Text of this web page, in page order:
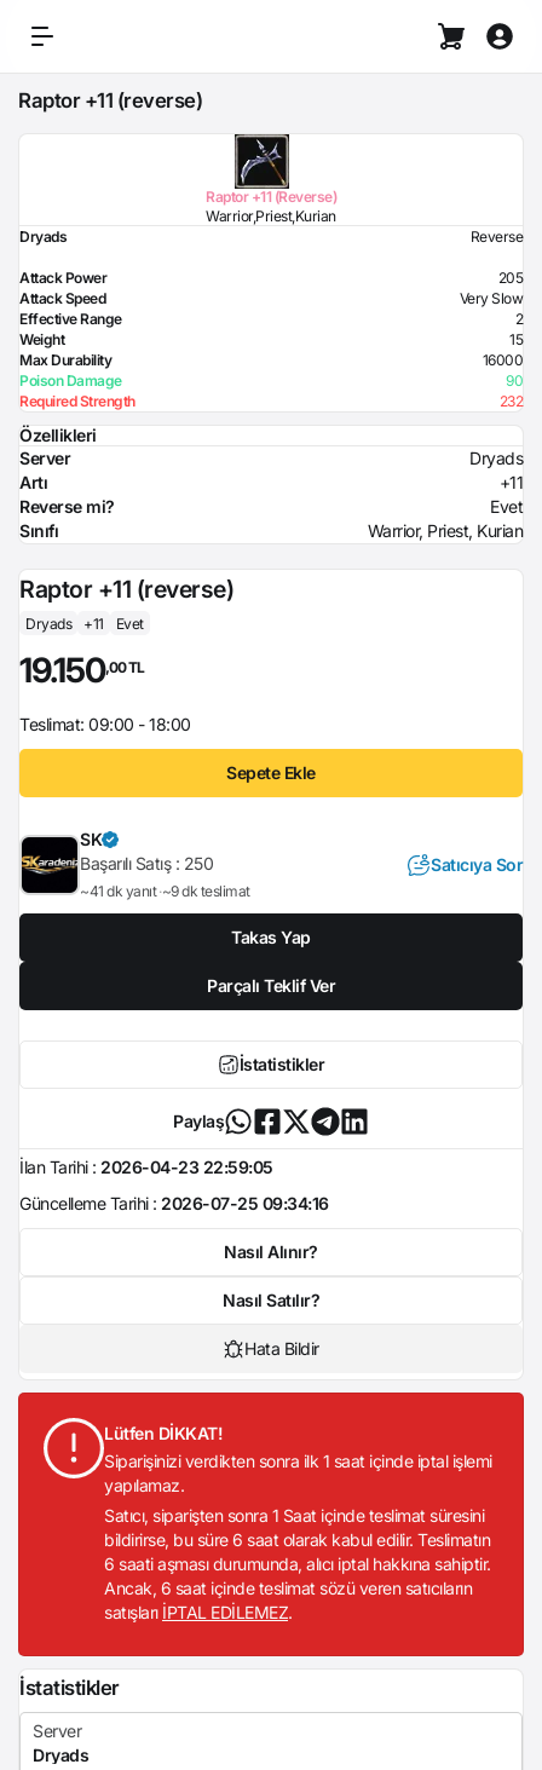
Raptor +11 (reverse)
Raptor +11 (Reverse)
Warrior,Priest,Kurian
Dryads
Reverse
Attack Power
205
Attack Speed
Very Slow
Effective Range
2
Weight
15
Max Durability
16000
Poison Damage
90
Required Strength
232
Özellikleri
Server
Dryads
Artı
+11
Reverse mi?
Evet
Sınıfı
Warrior, Priest, Kurian
Raptor +11 (reverse)
Dryads +11 Evet
19.150,00 TL
Teslimat: 09:00 - 18:00
Sepete Ekle
SK
Başarılı Satış : 250
~41 dk yanıt ~9 dk teslimat
Satıcıya Sor
Takas Yap
Parçalı Teklif Ver
İstatistikler
Paylaş
İlan Tarihi : 2026-04-23 22:59:05
Güncelleme Tarihi : 2026-07-25 09:34:16
Nasıl Alınır?
Nasıl Satılır?
Hata Bildir
Lütfen DİKKAT!
Siparişinizi verdikten sonra ilk 1 saat içinde iptal işlemi
yapılamaz.
Satıcı, siparişten sonra 1 Saat içinde teslimat süresini
bildirirse, bu süre 6 saat olarak kabul edilir. Teslimatın
6 saati aşması durumunda, alıcı iptal hakkına sahiptir.
Ancak, 6 saat içinde teslimat sözü veren satıcıların
satışları İPTAL EDİLEMEZ.
İstatistikler